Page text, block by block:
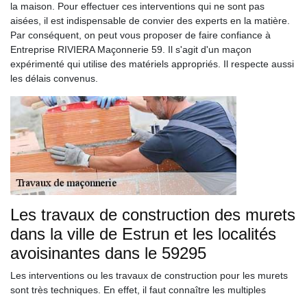
la maison. Pour effectuer ces interventions qui ne sont pas
aisées, il est indispensable de convier des experts en la matière.
Par conséquent, on peut vous proposer de faire confiance à
Entreprise RIVIERA Maçonnerie 59. Il s'agit d'un maçon
expérimenté qui utilise des matériels appropriés. Il respecte aussi
les délais convenus.
Les travaux de construction des murets
dans la ville de Estrun et les localités
avoisinantes dans le 59295
Les interventions ou les travaux de construction pour les murets
sont très techniques. En effet, il faut connaître les multiples